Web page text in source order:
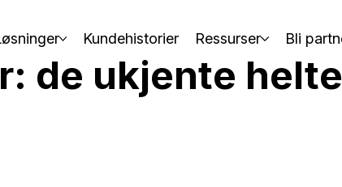
Kundehistorier Ressurser Bli
de ukjente